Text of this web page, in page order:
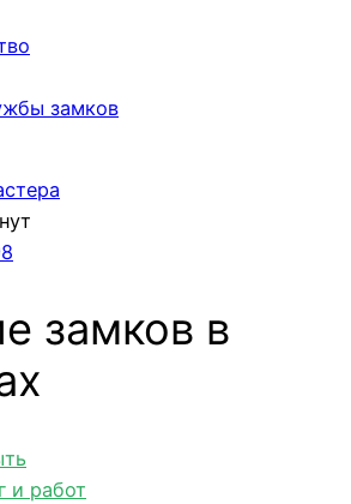
замков
замков в
и работ